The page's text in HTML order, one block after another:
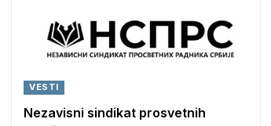
VESTI
Nezavisni sindikat prosvetnih